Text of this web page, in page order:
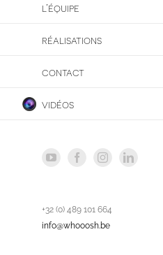
l’équipe
réalisations
contact
vidéos
YouTubeFacebookInstagramLinkedIn
+32 (0) 489 101 664
info@whooosh.be